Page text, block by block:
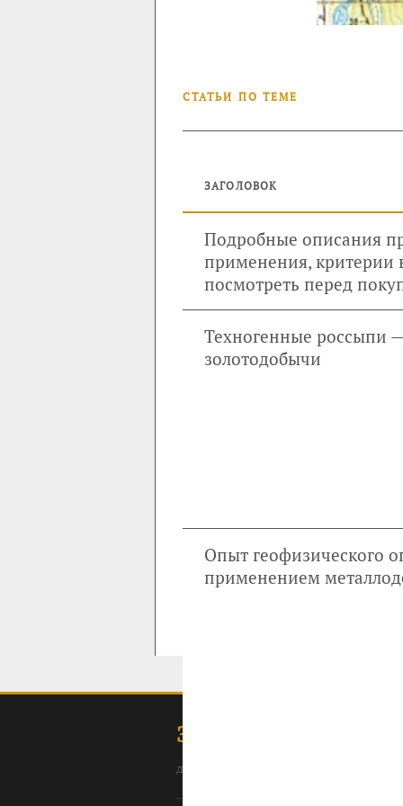
СТАТЬИ ПО ТЕМЕ
ЗАГОЛОВОК
Подробные описания
применения, критерии
посмотреть перед
Техногенные россыпи
золотодобычи
Опыт геофизического
применением
ЗОЛОТОДОБЫЧА
для профессионалов: специалистов,